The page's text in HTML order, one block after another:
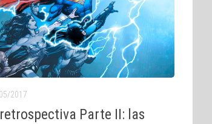
2017
Parte II: las